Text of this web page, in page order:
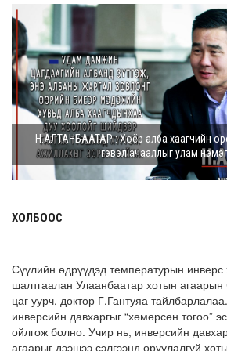
Г.Дамдинням: Шатахууны үнэ
боломжгүй. Одоогоор олдож
8 сарын 05, 2026
Э.Батшугар: Монгол Улс нэг эх
чанартай эмийг, хямд үнээр
8 сарын 05, 2026
НӨӨЦТЭЙ БАЙНА
8 сарын 05, 2026
Тэгш, сондгойгоор зааглан
өдрийн ачаалал ХОЁР
Н.АЛТАНБААТАР : Хоёр алба хаагчийн
гэвэл ачааллыг улам
ХОЛБООС
Сүүлийн өдрүүдэд температурын инверс
шалтгаалан Улаанбаатар хотын агаарын
цаг уурч, доктор Г.Гантуяа
инверсийн давхаргыг “хөмөрсөн тогоо”
ойлгож болно. Учир нь, инверсийн
агаарыг дээшээ сэлгээнд оруулалгүй